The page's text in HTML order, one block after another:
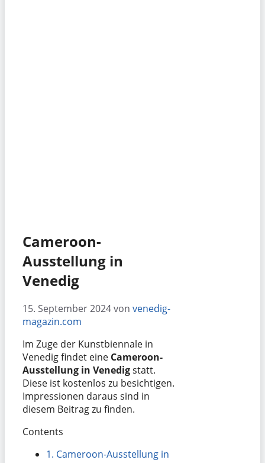
Cameroon-
Ausstellung in
Venedig
15. September 2024von venedig-
magazin.com
Im Zuge der Kunstbiennale in
Venedig findet eine Cameroon-
Ausstellung in Venedigstatt.
Diese ist kostenlos zu besichtigen.
Impressionen daraus sind in
diesem Beitrag zu finden.
Contents
1. Cameroon-Ausstellung in